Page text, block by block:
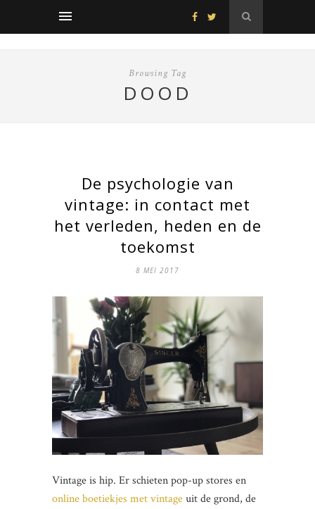
Browsing Tag
DOOD
De psychologie van
vintage: in contact met
het verleden, heden en de
toekomst
8 MEI 2017
Vintage is hip. Er schieten pop-up stores en
online boetiekjes met vintageuit de grond, de